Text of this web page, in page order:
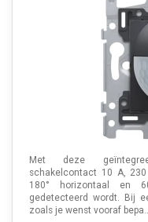
Met deze
schakelcontact 10 A,
180° horizontaal en
gedetecteerd wordt. Bij
zoals je wenst vooraf bepa...